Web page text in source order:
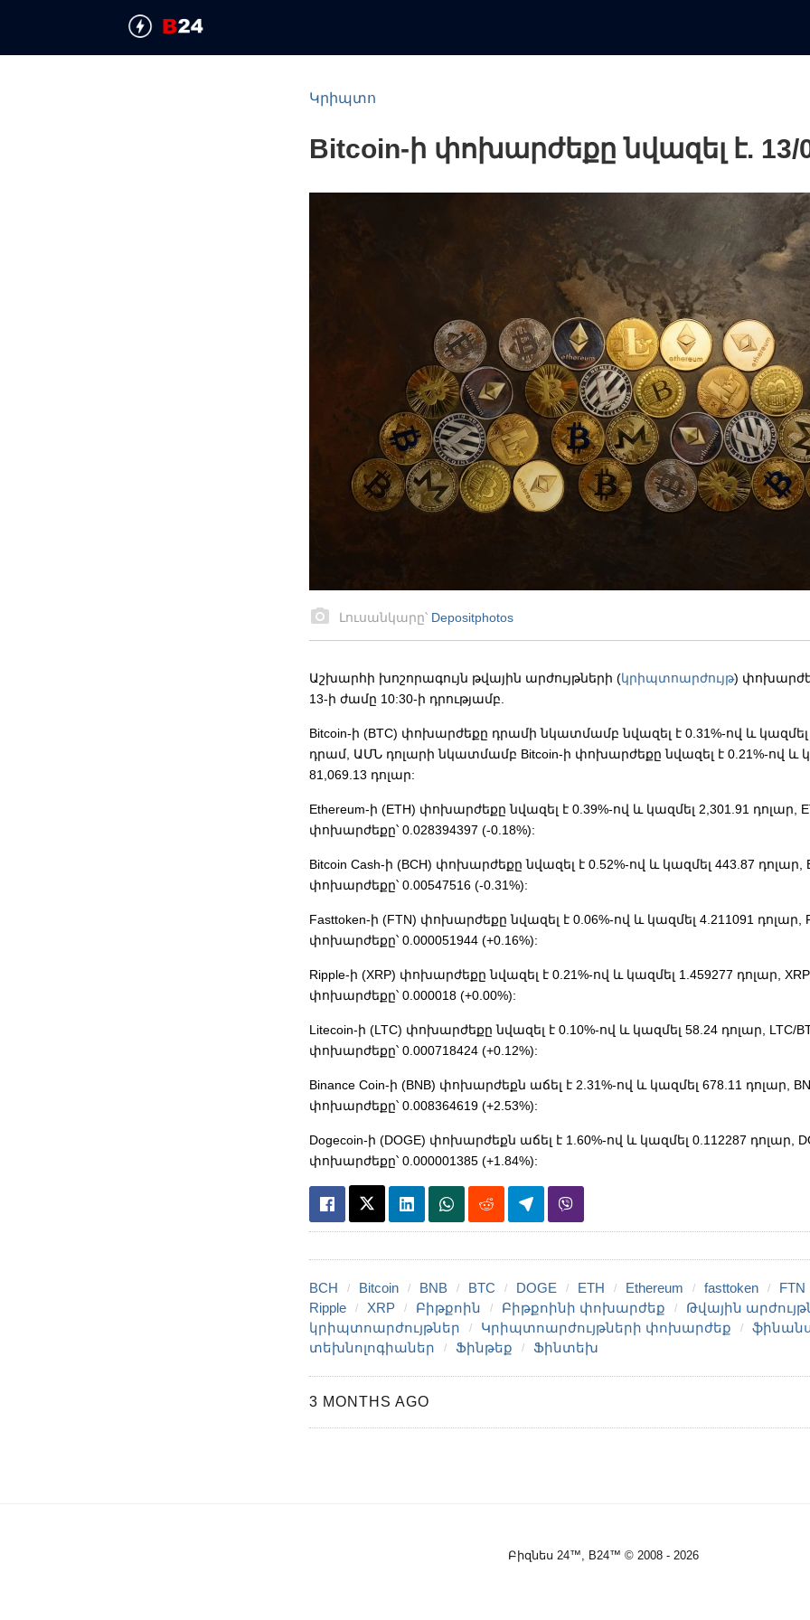
Կրիպտո
Bitcoin-ի փոխարժեքը նվազել է. 13/
Լուսանկարը՝ Depositphotos
Աշխարհի խոշորագույն թվային արժույթների (կրիպտոարժույթ)
13-ի ժամը 10:30-ի դրությամբ.
Bitcoin-ի (BTC) փոխարժեքը դրամի նկատմամբ նվազել է 0.31%-ով և կազմել
դրամ, ԱՄՆ դոլարի նկատմամբ Bitcoin-ի փոխարժեքը նվազել է 0.21%-ով և
81,069.13 դոլար:
Ethereum-ի (ETH) փոխարժեքը նվազել է 0.39%-ով և կազմել 2,301.91 դոլար,
փոխարժեքը՝ 0.028394397 (-0.18%):
Bitcoin Cash-ի (BCH) փոխարժեքը նվազել է 0.52%-ով և կազմել 443.87 դոլար,
փոխարժեքը՝ 0.00547516 (-0.31%):
Fasttoken-ի (FTN) փոխարժեքը նվազել է 0.06%-ով և կազմել 4.211091 դոլար,
փոխարժեքը՝ 0.000051944 (+0.16%):
Ripple-ի (XRP) փոխարժեքը նվազել է 0.21%-ով և կազմել 1.459277 դոլար,
փոխարժեքը՝ 0.000018 (+0.00%):
Litecoin-ի (LTC) փոխարժեքը նվազել է 0.10%-ով և կազմել 58.24 դոլար, LTC/
փոխարժեքը՝ 0.000718424 (+0.12%):
Binance Coin-ի (BNB) փոխարժեքն աճել է 2.31%-ով և կազմել 678.11 դոլար,
փոխարժեքը՝ 0.008364619 (+2.53%):
Dogecoin-ի (DOGE) փոխարժեքն աճել է 1.60%-ով և կազմել 0.112287 դոլար,
փոխարժեքը՝ 0.000001385 (+1.84%):
BCH Bitcoin BNB BTC DOGE ETH Ethereum fasttoken FTN
Ripple
XRP Բիթքոին Բիթքոինի փոխարժեք
Թվային
կրիպտոարժույթներ
Կրիպտոարժույթների փոխարժեք
տեխնոլոգիաներ
Ֆինթեք Ֆինտեխ
3 MONTHS AGO
Բիզնես 24™, B24™ © 2008 - 2026